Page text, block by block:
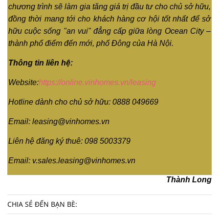
chương trình sẽ làm gia tăng giá trị đầu tư cho chủ sở hữu,
đồng thời mang tới cho khách hàng cơ hội tốt nhất để sở
hữu cuộc sống "an vui" đẳng cấp giữa lòng Ocean City –
thành phố điểm đến mới, phố Đông của Hà Nội.
Thông tin liên hệ:
Website:https://online.vinhomes.vn/leasing
Hotline dành cho chủ sở hữu: 0888 049669
Email: leasing@vinhomes.vn
Liên hệ đăng ký thuê: 098 5003379
Email: v.sales.leasing@vinhomes.vn
Thành Long
CHIA SẺ ĐẾN BẠN BÈ: